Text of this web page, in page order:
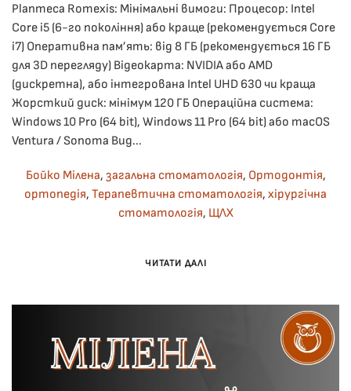
Planmeca Romexis: Мінімальні вимоги: Процесор: Intel
Core i5 (6-го покоління) або краще (рекомендується Core
i7) Оперативна пам’ять: від 8 ГБ (рекомендується 16 ГБ
для 3D перегляду) Відеокарта: NVIDIA або AMD
(дискретна), або інтегрована Intel UHD 630 чи краща
Жорсткий диск: мінімум 120 ГБ Операційна система:
Windows 10 Pro (64 bit), Windows 11 Pro (64 bit) або macOS
Ventura / Sonoma Вид...
Бойко Мілена, загальна стоматологія, Ортодонтія,
ортопедія, Терапевтична стоматологія, хірургічна
стоматологія, ЩЛХ
ЧИТАТИ ДАЛІ